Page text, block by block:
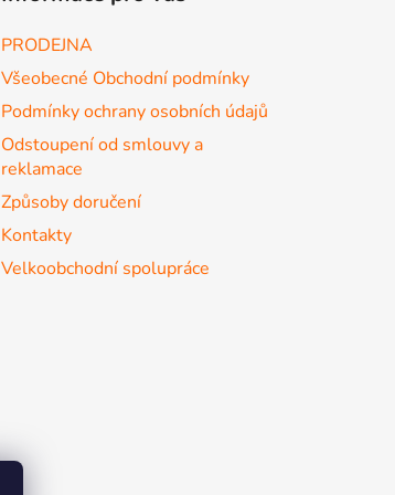
PRODEJNA
Všeobecné Obchodní podmínky
Podmínky ochrany osobních údajů
Odstoupení od smlouvy a
reklamace
Způsoby doručení
Kontakty
Velkoobchodní spolupráce